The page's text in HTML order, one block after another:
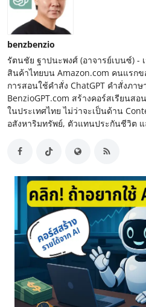
benzbenzio
รัตนชัย ฐาปนะพงศ์ (อาจารย์เบนซ์) -
สินค้าไทยบน Amazon.com คนแรก
การสอนใช้คำสั่ง ChatGPT คำสั่งภา
BenzioGPT.com สร้างคอร์สเรียนส
ในประเทศไทย ไม่ว่าจะเป็นด้าน
อสังหาริมทรัพย์, ตัวแทนประกันชีวิต